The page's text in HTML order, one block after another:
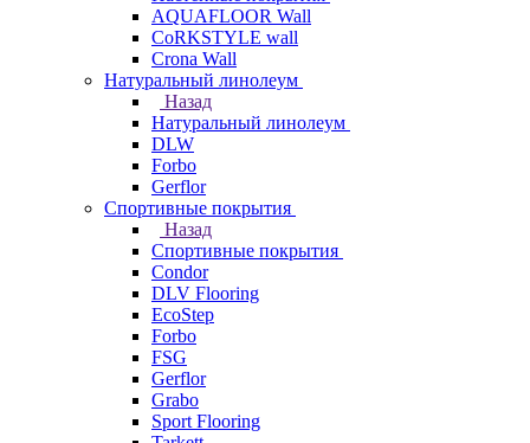
AQUAFLOOR Wall
CoRKSTYLE wall
Crona Wall
Натуральный линолеум
Назад
Натуральный линолеум
DLW
Forbo
Gerflor
Спортивные покрытия
Назад
Спортивные покрытия
Condor
DLV Flooring
EcoStep
Forbo
FSG
Gerflor
Grabo
Sport Flooring